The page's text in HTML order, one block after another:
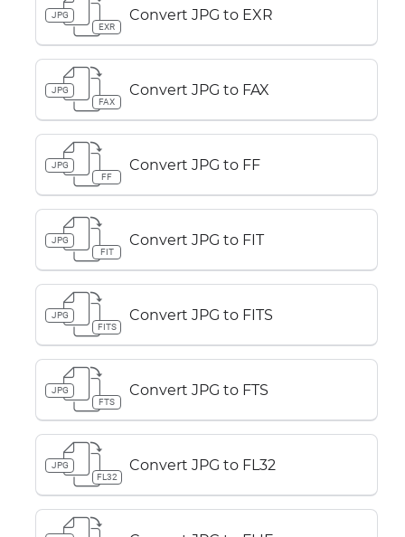
JPG
EXR
Convert JPG to EXR
JPG
FAX
Convert JPG to FAX
JPG
FF
Convert JPG to FF
JPG
FIT
Convert JPG to FIT
JPG
FITS
Convert JPG to FITS
JPG
FTS
Convert JPG to FTS
JPG
FL32
Convert JPG to FL32